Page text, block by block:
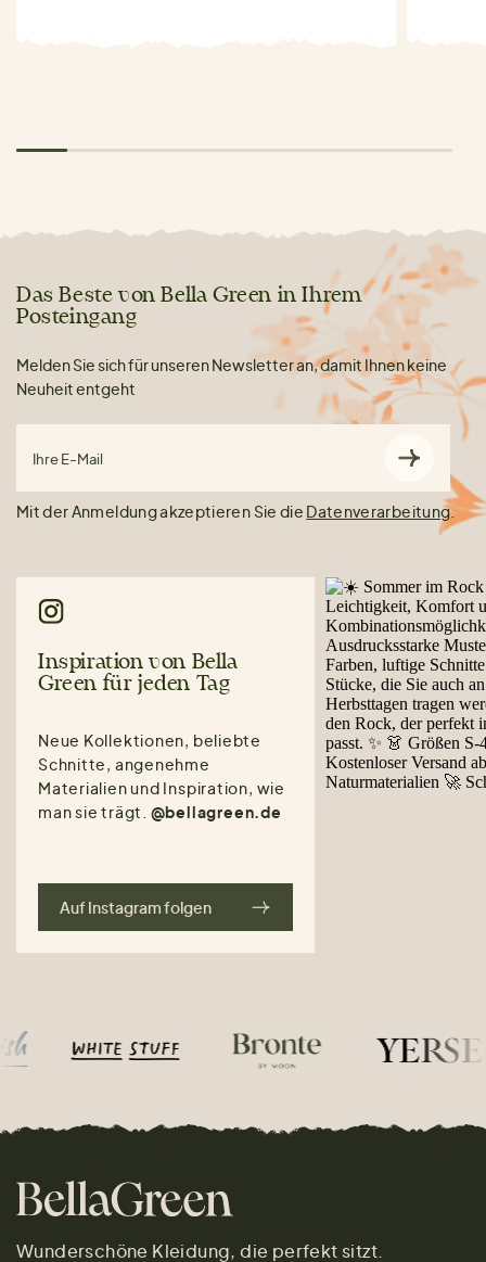
Das Beste von Bella Green in Ihrem
Posteingang
Melden Sie sich für unseren Newsletter an, damit Ihnen keine
Neuheit entgeht
Ihre E-Mail
Mit der Anmeldung akzeptieren Sie die Datenverarbeitung.
Inspiration von Bella
Green für jeden Tag
Neue Kollektionen, beliebte
Schnitte, angenehme
Materialien und Inspiration, wie
man sie trägt. @bellagreen.de
Auf Instagram folgen
Wunderschöne Kleidung, die perfekt sitzt.